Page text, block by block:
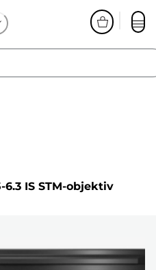
6.3 IS STM-objektiv